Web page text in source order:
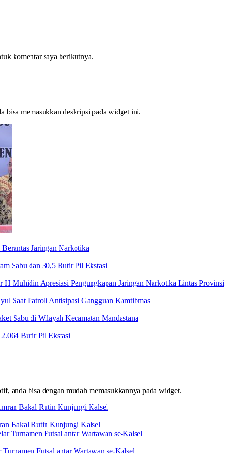
komentar saya berikutnya.
bisa memasukkan deskripsi pada widget ini.
Jaringan Narkotika
Sabu dan 30,5 Butir Pil Ekstasi
H Muhidin Apresiasi Pengungkapan Jaringan Narkotika Lintas Provinsi
Saat Patroli Antisipasi Gangguan Kamtibmas
Sabu di Wilayah Kecamatan Mandastana
Butir Pil Ekstasi
anda bisa dengan mudah memasukkannya pada widget.
Bakal Rutin Kunjungi Kalsel
Futsal antar Wartawan se-Kalsel